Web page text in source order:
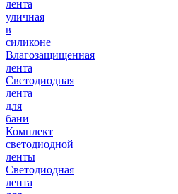
лента
уличная
в
силиконе
Влагозащищенная
лента
Светодиодная
лента
для
бани
Комплект
светодиодной
ленты
Светодиодная
лента